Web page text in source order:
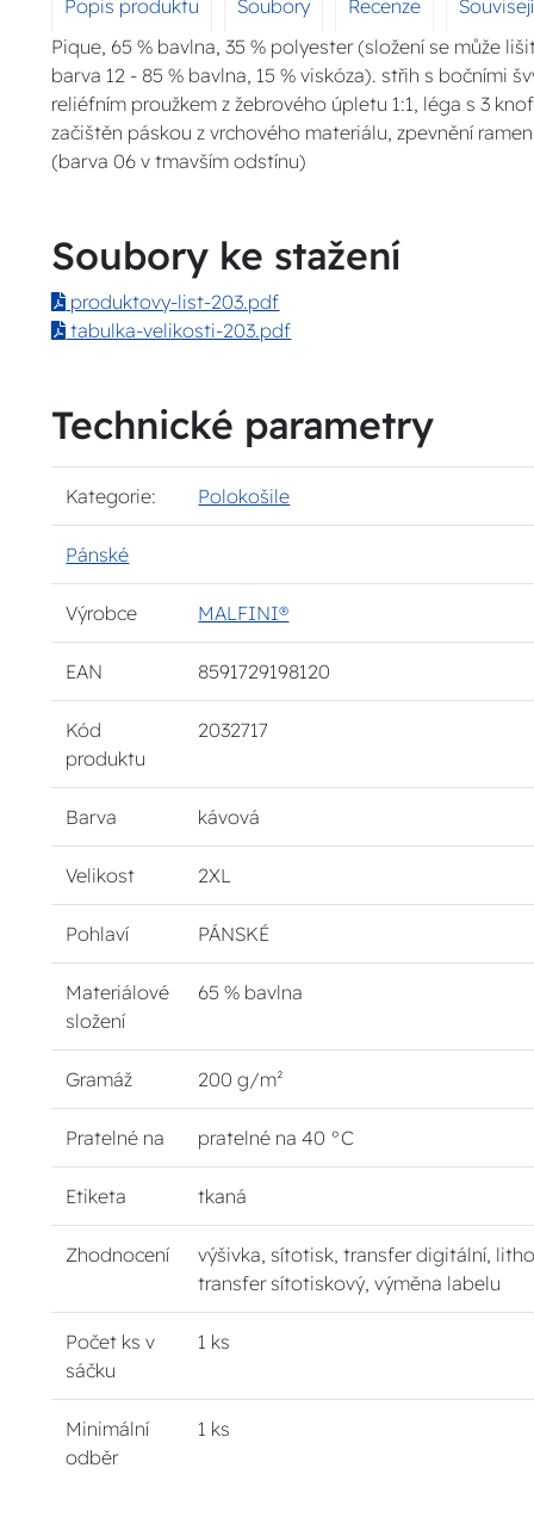
Popis produktu Soubory Recenze
Pique, 65 % bavlna, 35 % polyester (složení se může
barva 12 - 85 % bavlna, 15 % viskóza). střih s bočními
reliéfním proužkem z žebrového úpletu 1:1, léga s 3
začištěn páskou z vrchového materiálu, zpevnění
(barva 06 v tmavším odstínu)
Soubory ke stažení
produktovy-list-203.pdf
tabulka-velikosti-203.pdf
Technické parametry
Kategorie: Polokošile
Pánské
Výrobce MALFINI®
EAN 8591729198120
Kód
produktu
2032717
Barva kávová
Velikost 2XL
Pohlaví PÁNSKÉ
Materiálové
složení
65 % bavlna
Gramáž 200 g/m²
Pratelné na pratelné na 40 °C
Etiketa tkaná
Zhodnocení
výšivka, sítotisk, transfer digitální,
transfer sítotiskový, výměna labelu
Počet ks v
sáčku
1 ks
Minimální
odběr
1 ks